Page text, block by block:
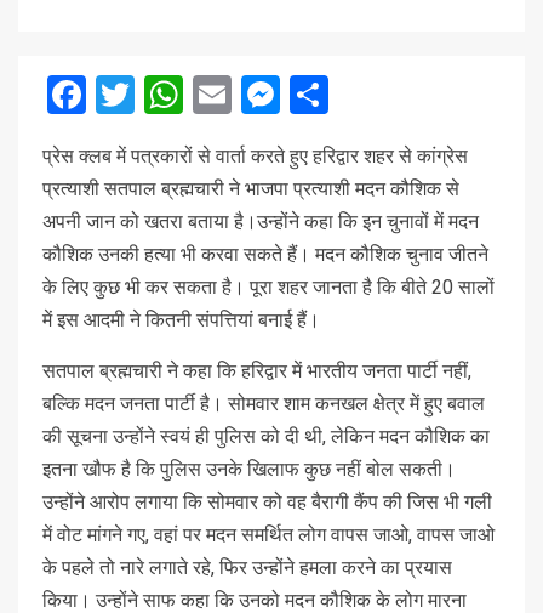
Facebook
Twitter
WhatsApp
EmailMessenger
प्रेस क्लब में पत्रकारों से वार्ता करते हुए हरिद्वार शहर से कांग्रेस
प्रत्याशी सतपाल ब्रह्मचारी ने भाजपा प्रत्याशी मदन कौशिक से
अपनी जान को खतरा बताया है।उन्होंने कहा कि इन चुनावों में मदन
कौशिक उनकी हत्या भी करवा सकते हैं। मदन कौशिक चुनाव जीतने
के लिए कुछ भी कर सकता है। पूरा शहर जानता है कि बीते 20 सालों
में इस आदमी ने कितनी संपत्तियां बनाई हैं।
सतपाल ब्रह्मचारी ने कहा कि हरिद्वार में भारतीय जनता पार्टी नहीं,
बल्कि मदन जनता पार्टी है। सोमवार शाम कनखल क्षेत्र में हुए बवाल
की सूचना उन्होंने स्वयं ही पुलिस को दी थी, लेकिन मदन कौशिक का
इतना खौफ है कि पुलिस उनके खिलाफ कुछ नहीं बोल सकती।
उन्होंने आरोप लगाया कि सोमवार को वह बैरागी कैंप की जिस भी गली
में वोट मांगने गए, वहां पर मदन समर्थित लोग वापस जाओ, वापस जाओ
के पहले तो नारे लगाते रहे, फिर उन्होंने हमला करने का प्रयास
किया। उन्होंने साफ कहा कि उनको मदन कौशिक के लोग मारना